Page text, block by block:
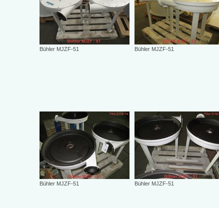
Bühler MJZF-51 Bühler MJZF-51
Bühler MJZF-51 Bühler MJZF-51